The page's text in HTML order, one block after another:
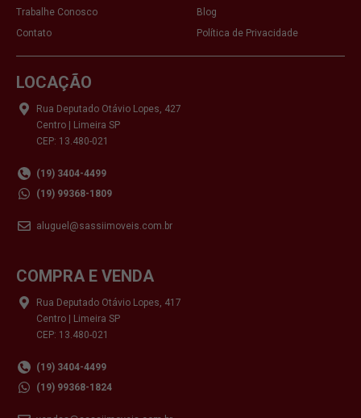
Trabalhe Conosco
Blog
Contato
Política de Privacidade
LOCAÇÃO
Rua Deputado Otávio Lopes, 427
Centro | Limeira SP
CEP: 13.480-021
(19) 3404-4499
(19) 99368-1809
aluguel@sassiimoveis.com.br
COMPRA E VENDA
Rua Deputado Otávio Lopes, 417
Centro | Limeira SP
CEP: 13.480-021
(19) 3404-4499
(19) 99368-1824